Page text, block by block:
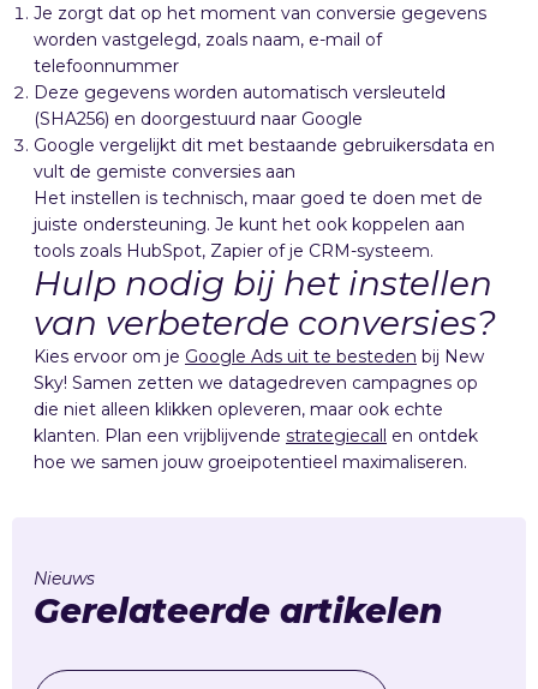
Je zorgt dat op het moment van conversie gegevens
worden vastgelegd, zoals naam, e-mail of
telefoonnummer
Deze gegevens worden automatisch versleuteld
(SHA256) en doorgestuurd naar Google
Google vergelijkt dit met bestaande gebruikersdata en
vult de gemiste conversies aan
Het instellen is technisch, maar goed te doen met de
juiste ondersteuning. Je kunt het ook koppelen aan
tools zoals HubSpot, Zapier of je CRM-systeem.
Hulp nodig bij het instellen
van verbeterde conversies?
Kies ervoor om je Google Ads uit te besteden bij New
Sky! Samen zetten we datagedreven campagnes op
die niet alleen klikken opleveren, maar ook echte
klanten. Plan een vrijblijvende strategiecall en ontdek
hoe we samen jouw groeipotentieel maximaliseren.
Nieuws
Gerelateerde artikelen